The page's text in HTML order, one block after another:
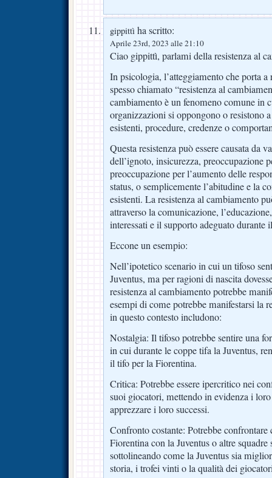
gippittì ha scritto:
Aprile 23rd, 2023 alle 21:10
Ciao gippittì, parlami della resistenza al
In psicologia, l’atteggiamento che porta
spesso chiamato “resistenza al
cambiamento è un fenomeno comune in
organizzazioni si oppongono o resistono
esistenti, procedure, credenze o
Questa resistenza può essere causata da
dell’ignoto, insicurezza, preoccupazione
preoccupazione per l’aumento delle
status, o semplicemente l’abitudine e la
esistenti. La resistenza al cambiamento
attraverso la comunicazione,
interessati e il supporto adeguato durante
Eccone un esempio:
Nell’ipotetico scenario in cui un tifoso
Juventus, ma per ragioni di nascita
resistenza al cambiamento potrebbe
esempi di come potrebbe manifestarsi la
in questo contesto includono:
Nostalgia: Il tifoso potrebbe sentire una
in cui durante le coppe tifa la Juventus,
il tifo per la Fiorentina.
Critica: Potrebbe essere ipercritico nei
suoi giocatori, mettendo in evidenza i
apprezzare i loro successi.
Confronto costante: Potrebbe confrontare
Fiorentina con la Juventus o altre
sottolineando come la Juventus sia
storia, i trofei vinti o la qualità dei